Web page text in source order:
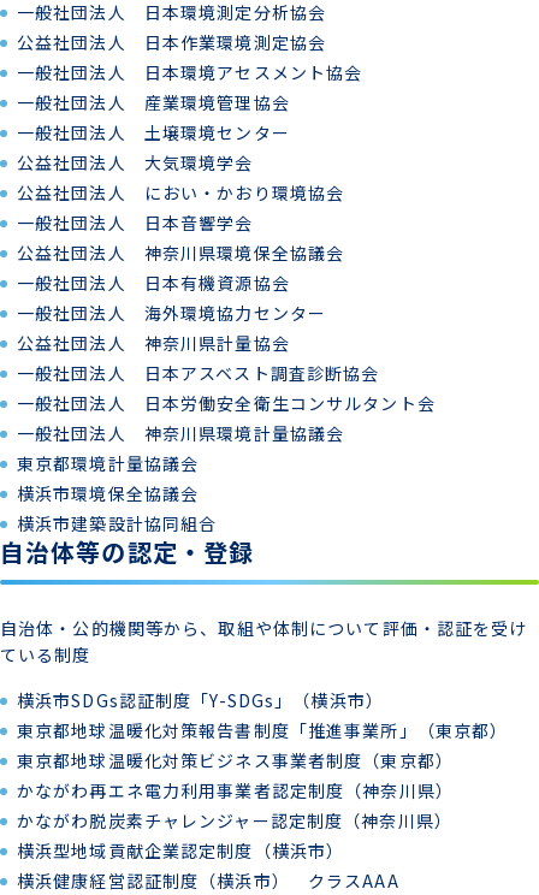
一般社団法人 日本環境測定分析協会
公益社団法人 日本作業環境測定協会
一般社団法人 日本環境アセスメント協会
一般社団法人 産業環境管理協会
一般社団法人 土壌環境センター
公益社団法人 大気環境学会
公益社団法人 におい・かおり環境協会
一般社団法人 日本音響学会
公益社団法人 神奈川県環境保全協議会
一般社団法人 日本有機資源協会
一般社団法人 海外環境協力センター
公益社団法人 神奈川県計量協会
一般社団法人 日本アスベスト調査診断協会
一般社団法人 日本労働安全衛生コンサルタント会
一般社団法人 神奈川県環境計量協議会
東京都環境計量協議会
横浜市環境保全協議会
横浜市建築設計協同組合
自治体等の認定・登録
自治体・公的機関等から、取組や体制について評価・認証を受け
ている制度
横浜市SDGs認証制度「Y-SDGs」（横浜市）
東京都地球温暖化対策報告書制度「推進事業所」（東京都）
東京都地球温暖化対策ビジネス事業者制度（東京都）
かながわ再エネ電力利用事業者認定制度（神奈川県）
かながわ脱炭素チャレンジャー認定制度（神奈川県）
横浜型地域貢献企業認定制度（横浜市）
横浜健康経営認証制度（横浜市） クラスAAA